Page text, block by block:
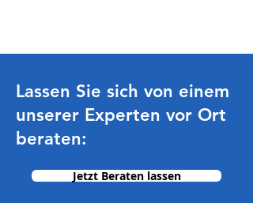
Lassen Sie sich von einem
unserer Experten vor Ort
beraten:
Jetzt Beraten lassen